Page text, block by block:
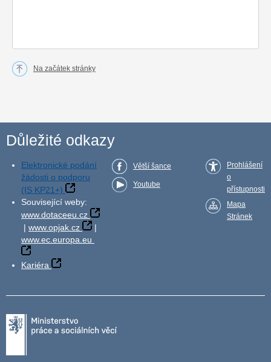
Na začátek stránky
Důležité odkazy
Elektronické podání
žádosti o podporu
(IS KP21+)
Související weby:
www.dotaceeu.cz
| www.opjak.cz
|
www.ec.europa.eu
Kariéra
Větší šance
Youtube
Prohlášení
o
přístupnosti
Mapa
Stránek